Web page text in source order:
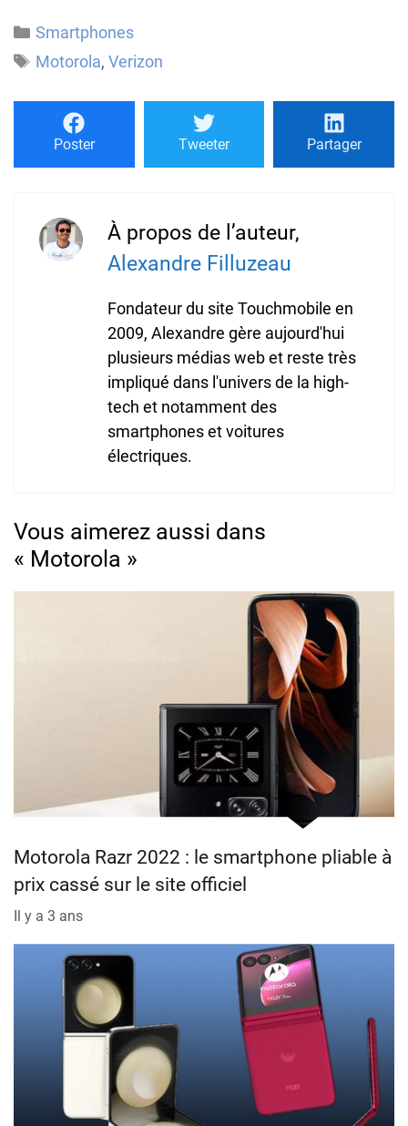
Catégories
Smartphones
Étiquettes
Motorola, Verizon
Poster Tweeter Partager
À propos de l’auteur,
Alexandre Filluzeau
Fondateur du site Touchmobile en
2009, Alexandre gère aujourd'hui
plusieurs médias web et reste très
impliqué dans l'univers de la high-
tech et notamment des
smartphones et voitures
électriques.
Vous aimerez aussi dans
« Motorola »
Motorola Razr 2022 : le smartphone pliable à
prix cassé sur le site officiel
Il y a 3 ans